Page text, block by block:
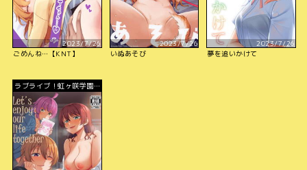
2023/7/26
ごめんね…【KNT】
2023/7/26
いぬあそび
2023/7/26
夢を追いかけて
ラブライブ！虹ヶ咲学園ス
クールアイドル同好会